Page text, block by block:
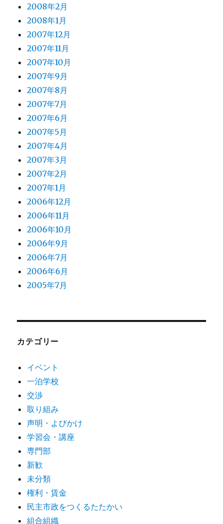
2008年2月
2008年1月
2007年12月
2007年11月
2007年10月
2007年9月
2007年8月
2007年7月
2007年6月
2007年5月
2007年4月
2007年3月
2007年2月
2007年1月
2006年12月
2006年11月
2006年10月
2006年9月
2006年7月
2006年6月
2005年7月
カテゴリー
イベント
一泊学校
交渉
取り組み
声明・よびかけ
学習会・講座
専門部
新歓
未分類
権利・賃金
民主市政をつくるたたかい
組合組織